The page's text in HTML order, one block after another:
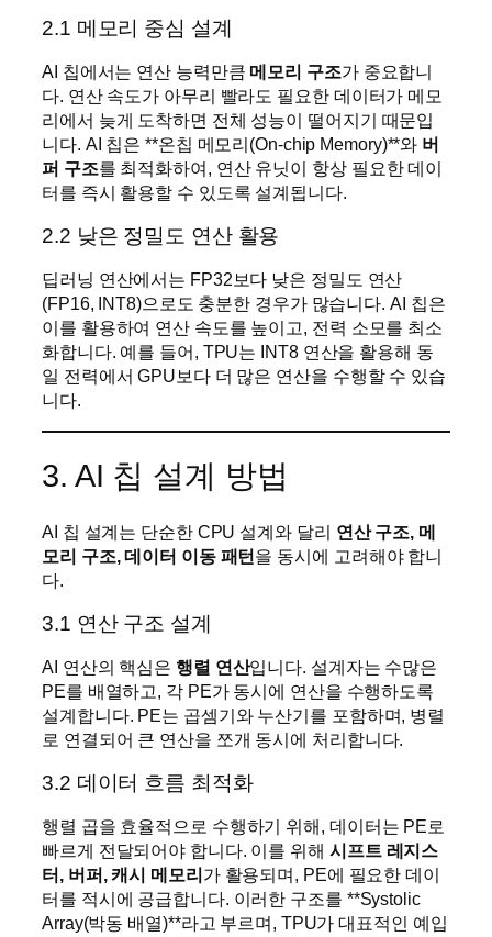
2.1 메모리 중심 설계
AI 칩에서는 연산 능력만큼 메모리 구조가 중요합니
다. 연산 속도가 아무리 빨라도 필요한 데이터가 메모
리에서 늦게 도착하면 전체 성능이 떨어지기 때문입
니다. AI 칩은 **온칩 메모리(On-chip Memory)**와 버
퍼 구조를 최적화하여, 연산 유닛이 항상 필요한 데이
터를 즉시 활용할 수 있도록 설계됩니다.
2.2 낮은 정밀도 연산 활용
딥러닝 연산에서는 FP32보다 낮은 정밀도 연산
(FP16, INT8)으로도 충분한 경우가 많습니다. AI 칩은
이를 활용하여 연산 속도를 높이고, 전력 소모를 최소
화합니다. 예를 들어, TPU는 INT8 연산을 활용해 동
일 전력에서 GPU보다 더 많은 연산을 수행할 수 있습
니다.
3. AI 칩 설계 방법
AI 칩 설계는 단순한 CPU 설계와 달리 연산 구조, 메
모리 구조, 데이터 이동 패턴을 동시에 고려해야 합니
다.
3.1 연산 구조 설계
AI 연산의 핵심은 행렬 연산입니다. 설계자는 수많은
PE를 배열하고, 각 PE가 동시에 연산을 수행하도록
설계합니다. PE는 곱셈기와 누산기를 포함하며, 병렬
로 연결되어 큰 연산을 쪼개 동시에 처리합니다.
3.2 데이터 흐름 최적화
행렬 곱을 효율적으로 수행하기 위해, 데이터는 PE로
빠르게 전달되어야 합니다. 이를 위해 시프트 레지스
터, 버퍼, 캐시 메모리가 활용되며, PE에 필요한 데이
터를 적시에 공급합니다. 이러한 구조를 **Systolic
Array(박동 배열)**라고 부르며, TPU가 대표적인 예입